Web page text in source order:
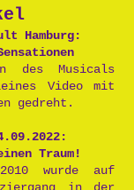
Hamburg:
des Musicals
Video mit
gedreht.
Traum!
wurde auf